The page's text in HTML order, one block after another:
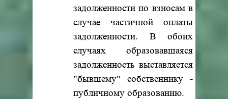
задолженности по взносам в
случае частичной оплаты
задолженности. В обоих
случаях образовавшаяся
задолженность выставляется
"бывшему" собственнику -
публичному образованию.